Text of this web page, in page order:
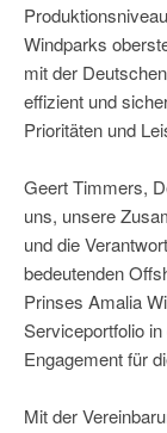
Windparks
mit der
effizient und
Prioritäten und
Geert Timmers,
uns, unsere
und die
bedeutenden
Prinses Amalia
Serviceportfolio
Engagement für
Mit der